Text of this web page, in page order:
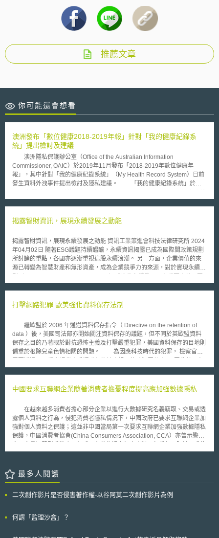
推薦文章
你可能還會想看
澳洲發布「數位健康2018-2019年報」針對「我的健康紀錄系
統」提出檢討及建議
澳洲隱私保護辦公室（Office of the Australian Information
Commissioner, OAIC）於2019年11月發布「2018-2019年數位健康年
報」，其中針對「我的健康紀錄系統」（My Health Record System）日前
發生資料外洩事件提出檢討及隱私建議。 「我的健康紀錄系統」於
運，所有健康報告以電子形式通過網站存檔或讀取，包括處方藥紀錄、醫生
專業人員，例如醫生、藥劑師、醫院工作人員和專職醫療人員（例如護士或
為促進醫療產業發展，澳洲政府宣布「我的健康紀錄系統」全國適用並提供
退出機制至2019年1月31日。而2018年澳洲修訂「我的健康紀錄法」（My
Health Records Act 2012）強化個人資料管理相關規範，例如：提供永久
刪除權、不得適用於保險目的、違反關鍵隱私保護而增加民事和刑事處罰
療產業中的受監管企業進行隱私評估，包括私人醫院、藥房等。為解決民眾
OAIC亦為醫療服務提供者發布有關保護患者個人健康資料相關指引，並與
衛生部門組織合作，促進良好的隱私保護觀念，以增進健康服務提供者對預
防和應對資料外洩的理解。
揭露智財資訊，展現永續發展之動能
揭露智財資訊，展現永續發展之動能 資訊工業策進會科技法律研究所 2024
年04月02日 隨著ESG議題持續醞釀，永續資訊揭露已成為國際間政策規劃
所討論的重點，各國亦逐漸重視這股永續浪潮。 另一方面，企業價值的來
源已轉變為智慧財產和無形資產，成為企業競爭力的來源，對於實現永續轉
此如何揭露企業對於智慧財產權與無形資產的投資於永續報告書中更顯重
始於《公司治理守則》的修訂。在制定出《智財與無形資產管理指引》後，
融機構之間的「合作」。近期，日本智慧財產權戰略本部更開始評估有關國
際永續準則委員會（International Sustainability Standards Board，以下簡
稱ISSB）的資訊揭露要求[1]。 貳、重點說明 日本《公司治理守則》於2021
年6月的修訂要求上市公司揭露具體、易於理解的智慧財產投資資訊。為回
資與利用策略，並透過揭露明確其地位，以產生長期正向的價值評價。有鑑
2.0》，促使與智財和無形資產相關的公司舉措和揭露能體現其價值，以利
公司與投資者的溝通，並展現出公司之未來價值。 考量到國際永續準則委
員會（ISSB）於2023年6月公布了兩大國際永續資訊揭露框架準則，象徵全
球永續財務與非財務資訊的揭露已逐步整合為全球通用的標準，日本智慧財
產權戰略本部於2023年8月召開會議，確認智財資訊的揭露符合ISSB之要
求，因而提案ISSB評估是否將智財、無形資產、人力資本等都納入永續資
管理委員會亦於2022年3月發布「上市櫃公司永續發展路徑圖」，以四大主
軸、五項重點協助上市櫃公司邁向永續發展，提升國際競爭力。其中「精進
訊揭露、永續報告書、ESG評鑑之推動三者已成為我國政策推動的重要評估
邁向永續發展乃一大議題，又由於對智財與無形資產之投資與利用乃企業競
爭力的根源，更顯企業揭露此類資訊之重要性，不可輕易忽視。以往，我國
打擊網路犯罪 歐美強化資料保存法制
繼歐盟於 2006 年通過資料保存指令（ Directive on the retention of
data ）後，美國司法部亦開始關注資料保存的議題，但不同於英歐盟資料
保存之目的乃著眼於對抗恐怖主義及打擊嚴重犯罪，美國資料保存的目地則
偏重於根除兒童色情相關的問題。 為因應科技時代的犯罪， 檢察官常
United States Code, Section 2703(f) 便早已規定 ， 有線或電子通信服務業
者應主動收集哪些項資訊，因此美國 ISP 業者僅保存與商業利益有關之網路
表示，目前 ISP 業者能提供的資料相當有限，這相當程度地阻礙犯罪調查工
作的進行，因此他認為應研擬更利於法庭證據取得之資料保存法令。
為避免人權團體以資料保存侵害個人的隱私權為由，而妨礙立法的進度，因
此美國目前資料保存法令的推動方向可能有兩種不同的發展方向，其一是僅
中國要求互聯網企業隨著消費者擔憂程度提高應加強數據隱私
在越來越多消費者擔心部分企業以進行大數據研究名義竊取、交易或透
露個人資料之行為，侵犯消費者隱私情況下，中國政府已要求互聯網企業加
強對個人資料之保護；這並非中國當局第一次要求互聯網企業加強數據隱私
保護，中國消費者協會(China Consumers Association, CCA）亦曾示警，
置、聯絡人清單及手機號碼。 中國互聯網金融協會(National Internet
者同意，會員組織不得蒐集、利用或向第三方提供消費者個人資料。」、
「所有會員機構都應承擔保護個人資料之個人責任。如發生問題，應立即予
員機構提出警告，對數據隱私之改善措施應承擔個人責任。 中國互聯
靈活應對消費者對如何蒐集與利用個人資料日益增長之焦慮，而中國政府目
最多人閱讀
二次創作影片是否侵害著作權-以谷阿莫二次創作影片為例
何謂「監理沙盒」？